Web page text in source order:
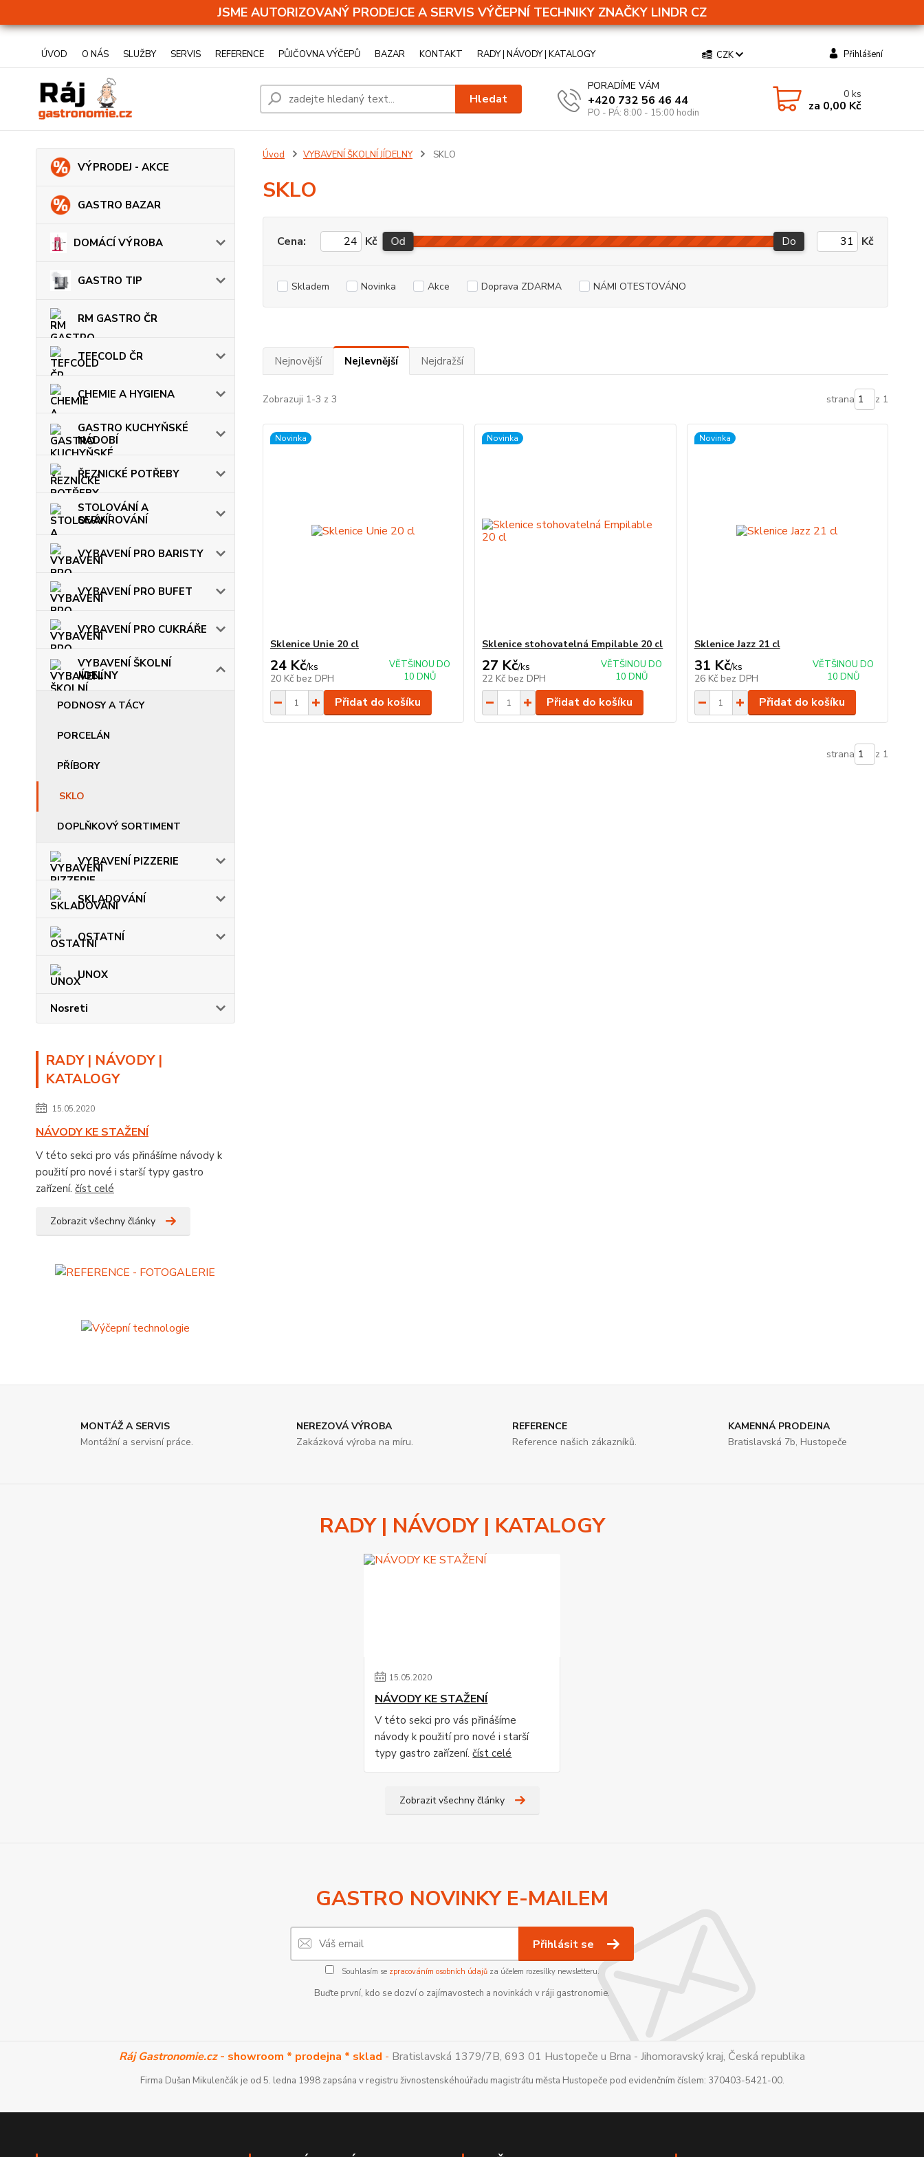
JSME AUTORIZOVANÝ PRODEJCE A SERVIS VÝČEPNÍ TECHNIKY ZNAČKY LINDR CZ
ÚVOD O NÁS SLUŽBY SERVIS REFERENCE PŮJČOVNA VÝČEPŮ BAZAR KONTAKT RADY | NÁVODY | KATALOGY CZK Přihlášení
Hledat
PORADÍME VÁM
+420 732 56 46 44
PO - PÁ: 8:00 - 15:00 hodin
0ks
za 0,00 Kč
VÝPRODEJ - AKCE
GASTRO BAZAR
DOMÁCÍ VÝROBA
GASTRO TIP
RM GASTRO ČR
TEFCOLD ČR
CHEMIE A HYGIENA
GASTRO KUCHYŇSKÉ
NÁDOBÍ
ŘEZNICKÉ POTŘEBY
STOLOVÁNÍ A
SERVÍROVÁNÍ
VYBAVENÍ PRO BARISTY
VYBAVENÍ PRO BUFET
VYBAVENÍ PRO CUKRÁŘE
VYBAVENÍ ŠKOLNÍ
JÍDELNY
PODNOSY A TÁCY
PORCELÁN
PŘÍBORY
SKLO
DOPLŇKOVÝ SORTIMENT
VYBAVENÍ PIZZERIE
SKLADOVÁNÍ
OSTATNÍ
UNOX
Nosreti
RADY | NÁVODY |
KATALOGY
15.05.2020
NÁVODY KE STAŽENÍ
V této sekci pro vás přinášíme návody k
použití pro nové i starší typy gastro
zařízení. číst celé
Zobrazit všechny články
Úvod VYBAVENÍ ŠKOLNÍ JÍDELNY SKLO
SKLO
Cena: Kč Od Do Kč
Skladem Novinka Akce Doprava ZDARMA NÁMI OTESTOVÁNO
Nejnovější Nejlevnější Nejdražší
Zobrazuji 1-3 z 3 strana z 1
Novinka
Sklenice Unie 20 cl
24 Kč/ks
20 Kč bez DPH
VĚTŠINOU DO
10 DNŮ
Přidat do košíku
Novinka
Sklenice stohovatelná Empilable 20 cl
27 Kč/ks
22 Kč bez DPH
VĚTŠINOU DO
10 DNŮ
Přidat do košíku
Novinka
Sklenice Jazz 21 cl
31 Kč/ks
26 Kč bez DPH
VĚTŠINOU DO
10 DNŮ
Přidat do košíku
strana z 1
MONTÁŽ A SERVIS
Montážní a servisní práce.
NEREZOVÁ VÝROBA
Zakázková výroba na míru.
REFERENCE
Reference našich zákazníků.
KAMENNÁ PRODEJNA
Bratislavská 7b, Hustopeče
RADY | NÁVODY | KATALOGY
15.05.2020
NÁVODY KE STAŽENÍ
V této sekci pro vás přinášíme
návody k použití pro nové i starší
typy gastro zařízení.číst celé
Zobrazit všechny články
GASTRO NOVINKY E-MAILEM
Přihlásit se
Souhlasím se zpracováním osobních údajůza účelem rozesílky newsletteru.
Buďte první, kdo se dozví o zajímavostech a novinkách v ráji gastronomie.
Ráj Gastronomie.cz- showroom * prodejna * sklad - Bratislavská 1379/7B, 693 01 Hustopeče u Brna - Jihomoravský kraj, Česká republika
Firma Dušan Mikulenčák je od 5. ledna 1998 zapsána v registru živnostenskéhoúřadu magistrátu města Hustopeče pod evidenčním číslem: 370403-5421-00.